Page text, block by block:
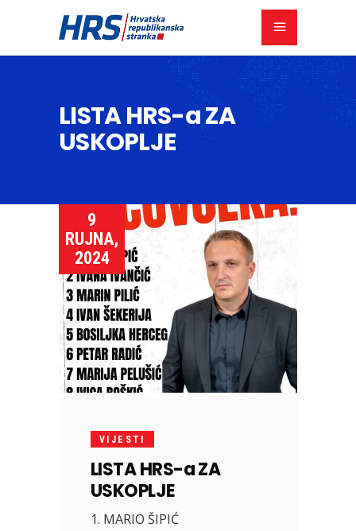
LISTA HRS-a ZA
USKOPLJE
9
RUJNA,
2024
VIJESTI
LISTA HRS-a ZA
USKOPLJE
1. MARIO ŠIPIĆ